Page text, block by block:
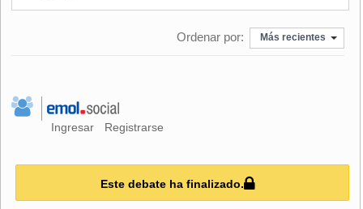
Recalcó que, para la OTAN, "es importante hacer todo lo
que pueda para evitar que los incidentes y la situación no
queden fuera de control" y, por ello, la Alianza Atlántica
Stoltenberg abordó con Lavrov los canales de
lo militar.
Ordenar por: Más recientes
Ingresar Registrarse
Este debate ha finalizado.